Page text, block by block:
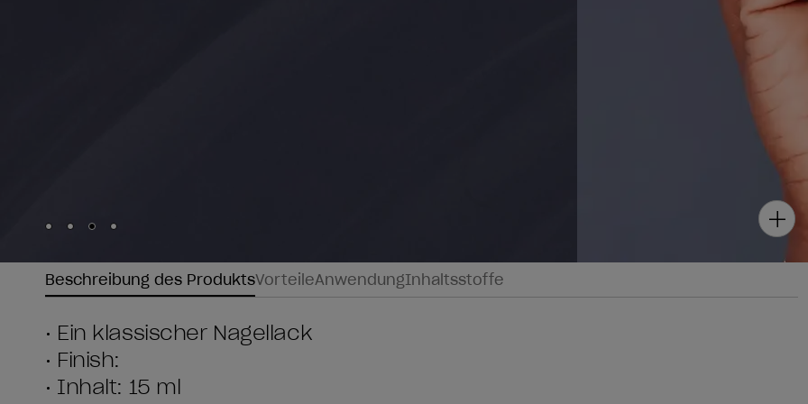
Skip to slide
Skip to slide
Skip to slide
Skip to slide
Beschreibung des ProduktsVorteileAnwendungInhaltsstoffe
• Ein klassischer Nagellack
• Finish:
• Inhalt: 15 ml